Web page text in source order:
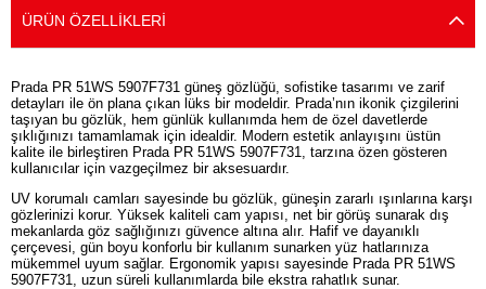
ÜRÜN ÖZELLIKLERI
Prada PR 51WS 5907F731 güneş gözlüğü, sofistike tasarımı ve zarif
detayları ile ön plana çıkan lüks bir modeldir. Prada’nın ikonik çizgilerini
taşıyan bu gözlük, hem günlük kullanımda hem de özel davetlerde
şıklığınızı tamamlamak için idealdir. Modern estetik anlayışını üstün
kalite ile birleştiren Prada PR 51WS 5907F731, tarzına özen gösteren
kullanıcılar için vazgeçilmez bir aksesuardır.
UV korumalı camları sayesinde bu gözlük, güneşin zararlı ışınlarına karşı
gözlerinizi korur. Yüksek kaliteli cam yapısı, net bir görüş sunarak dış
mekanlarda göz sağlığınızı güvence altına alır. Hafif ve dayanıklı
çerçevesi, gün boyu konforlu bir kullanım sunarken yüz hatlarınıza
mükemmel uyum sağlar. Ergonomik yapısı sayesinde Prada PR 51WS
5907F731, uzun süreli kullanımlarda bile ekstra rahatlık sunar.